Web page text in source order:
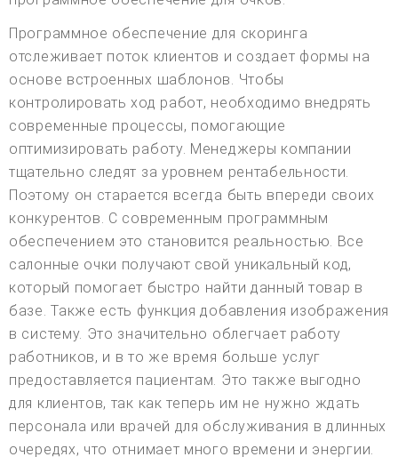
Программное обеспечение для скоринга
отслеживает поток клиентов и создает формы на
основе встроенных шаблонов. Чтобы
контролировать ход работ, необходимо внедрять
современные процессы, помогающие
оптимизировать работу. Менеджеры компании
тщательно следят за уровнем рентабельности.
Поэтому он старается всегда быть впереди своих
конкурентов. С современным программным
обеспечением это становится реальностью. Все
салонные очки получают свой уникальный код,
который помогает быстро найти данный товар в
базе. Также есть функция добавления изображения
в систему. Это значительно облегчает работу
работников, и в то же время больше услуг
предоставляется пациентам. Это также выгодно
для клиентов, так как теперь им не нужно ждать
персонала или врачей для обслуживания в длинных
очередях, что отнимает много времени и энергии.